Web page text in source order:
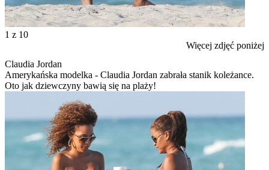
1 z 10
Więcej zdjęć poniżej
Claudia Jordan
Amerykańska modelka - Claudia Jordan zabrała stanik koleżance.
Oto jak dziewczyny bawią się na plaży!